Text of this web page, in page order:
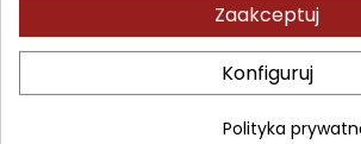
- 77,10 zł
Zaakceptuj
Konfiguruj
Polityka